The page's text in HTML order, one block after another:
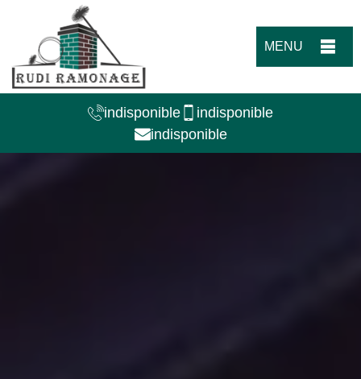
MENU
indisponible
indisponible
indisponible